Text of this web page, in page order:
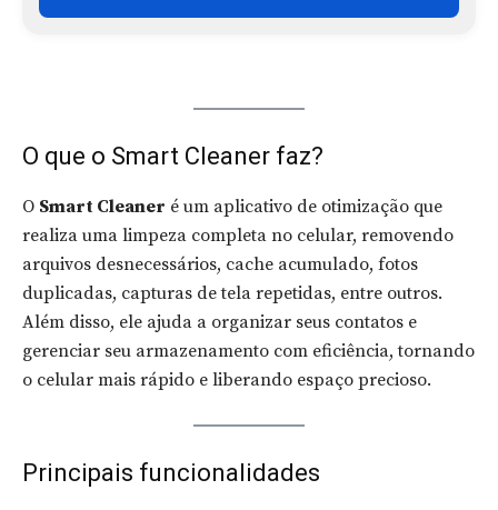
O que o Smart Cleaner faz?
O Smart Cleaner é um aplicativo de otimização que
realiza uma limpeza completa no celular, removendo
arquivos desnecessários, cache acumulado, fotos
duplicadas, capturas de tela repetidas, entre outros.
Além disso, ele ajuda a organizar seus contatos e
gerenciar seu armazenamento com eficiência, tornando
o celular mais rápido e liberando espaço precioso.
Principais funcionalidades